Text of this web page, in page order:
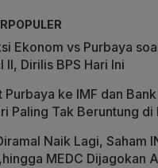
Ekonom vs Purbaya
II, Dirilis BPS Hari Ini
Purbaya ke IMF dan
Paling Tak Beruntung di
Naik Lagi, Saham
MEDC Dijagokan